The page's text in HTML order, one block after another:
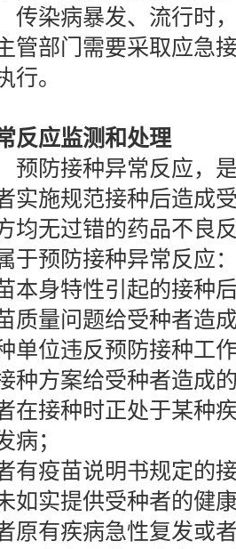
病暴发、流行时，
管部门需要采取应急
行。
反应监测和处理
接种异常反应，是
实施规范接种后造成
均无过错的药品不良
预防接种异常反应
身特性引起的接种
量问题给受种者造
位违反预防接种工作
种方案给受种者造成
接种时正处于某种疾
病；
疫苗说明书规定的接
如实提供受种者的健
原有疾病急性复发或